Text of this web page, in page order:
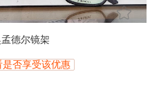
󰄔
德尔镜架
是否享受该优惠